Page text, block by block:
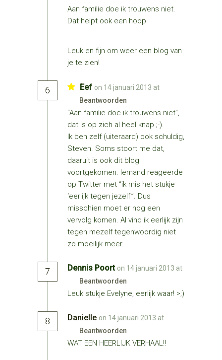
Aan familie doe ik trouwens niet.
Dat helpt ook een hoop.
Leuk en fijn om weer een blog van
je te zien!
6 Eef on 14 januari 2013 at
Beantwoorden
“Aan familie doe ik trouwens niet”,
dat is op zich al heel knap ;-).
Ik ben zelf (uiteraard) ook schuldig,
Steven. Soms stoort me dat,
daaruit is ook dit blog
voortgekomen. Iemand reageerde
op Twitter met “ik mis het stukje
‘eerlijk tegen jezelf'”. Dus
misschien moet er nog een
vervolg komen. Al vind ik eerlijk zijn
tegen mezelf tegenwoordig niet
zo moeilijk meer.
7 Dennis Poort on 14 januari 2013 at
Beantwoorden
Leuk stukje Evelyne, eerlijk waar! >;)
8 Danielle on 14 januari 2013 at
Beantwoorden
WAT EEN HEERLIJK VERHAAL!!